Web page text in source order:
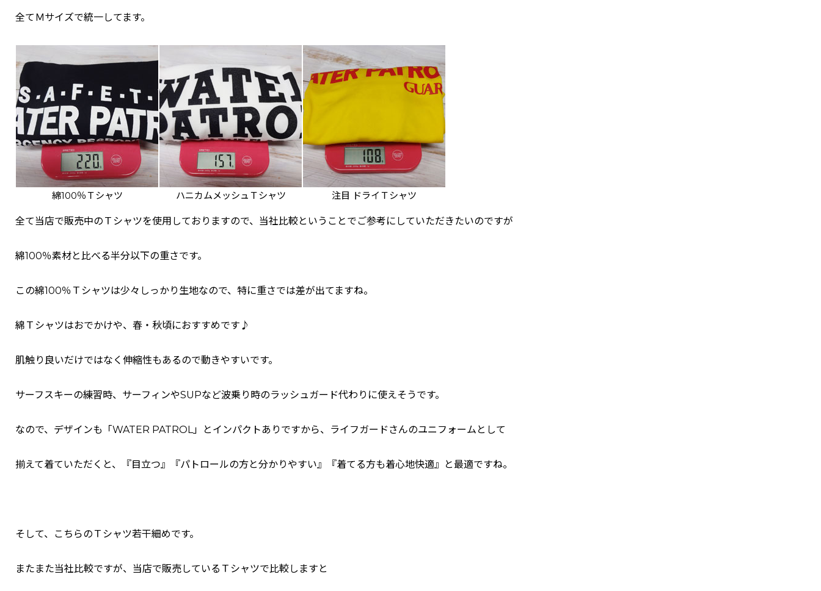
全てＭサイズで統一してます。
綿100％Ｔシャツ ハニカムメッシュＴシャツ 注目 ドライＴシャツ
全て当店で販売中のＴシャツを使用しておりますので、当社比較ということでご参考にしていただきたいのですが
綿100％素材と比べる半分以下の重さです。
この綿100％Ｔシャツは少々しっかり生地なので、特に重さでは差が出てますね。
綿Ｔシャツはおでかけや、春・秋頃におすすめです♪
肌触り良いだけではなく伸縮性もあるので動きやすいです。
サーフスキーの練習時、サーフィンやSUPなど波乗り時のラッシュガード代わりに使えそうです。
なので、デザインも「WATER PATROL」とインパクトありですから、ライフガードさんのユニフォームとして
揃えて着ていただくと、『目立つ』『パトロールの方と分かりやすい』『着てる方も着心地快適』と最適ですね。
そして、こちらのＴシャツ若干細めです。
またまた当社比較ですが、当店で販売しているＴシャツで比較しますと